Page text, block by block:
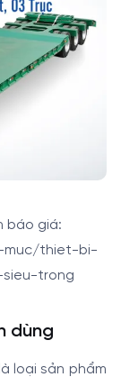
báo giá:
muc/thiet-bi-
trong
dùng
loại sản phẩm